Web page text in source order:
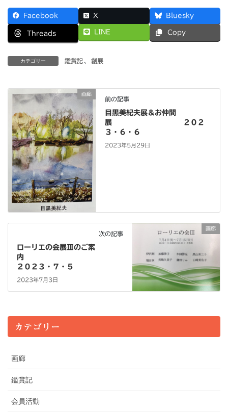
c
e
b
o
k
s
t
o
d
n
ai
l
Facebook X Bluesky
Threads LINE Copy
カテゴリー 鑑賞記 、 創展
画廊
前の記事
目黒美紀夫展＆お仲間
展 ２０２
３・６・６
2023年5月29日
画廊
次の記事
ローリエの会展Ⅲのご案
内
２０２３・７・５
2023年7月3日
カテゴリー
画廊
鑑賞記
会員活動